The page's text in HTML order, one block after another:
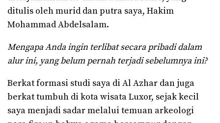
ditulis oleh murid dan putra saya, Hakim
Mohammad Abdelsalam.
Mengapa Anda ingin terlibat secara pribadi dalam
alur ini, yang belum pernah terjadi sebelumnya ini?
Berkat formasi studi saya di Al Azhar dan juga
berkat tumbuh di kota wisata Luxor, sejak kecil
saya menjadi sadar melalui temuan arkeologi